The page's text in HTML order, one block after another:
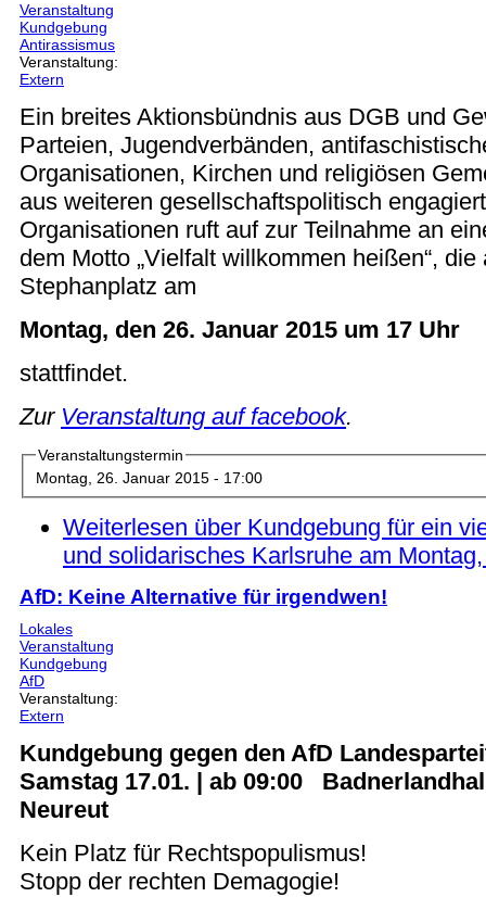
Veranstaltung
Kundgebung
Antirassismus
Veranstaltung:
Extern
Ein breites Aktionsbündnis aus DGB und
Parteien, Jugendverbänden,
Organisationen, Kirchen und religiösen
aus weiteren gesellschaftspolitisch
Organisationen ruft auf zur Teilnahme an
dem Motto „Vielfalt willkommen heißen“, die
Stephanplatz am
Montag, den 26. Januar 2015 um 17 Uhr
stattfindet.
Zur Veranstaltung auf facebook.
Veranstaltungstermin
Montag, 26. Januar 2015 - 17:00
Weiterlesen über Kundgebung für ein
und solidarisches Karlsruhe am
AfD: Keine Alternative für irgendwen!
Lokales
Veranstaltung
Kundgebung
AfD
Veranstaltung:
Extern
Kundgebung gegen den AfD
Samstag 17.01. | ab 09:00
Neureut
Kein Platz für Rechtspopulismus!
Stopp der rechten Demagogie!